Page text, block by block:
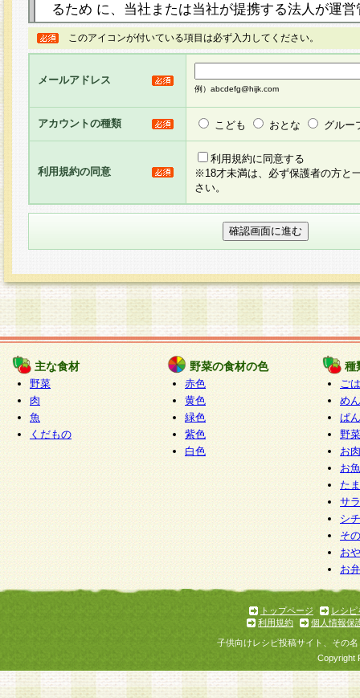
るため に、当社または当社が提携する法人が運
ト（以下「本サイト」といいます。）上に本サー
ージを設け、会員がアンケー ト調査に回答する
し、その結果を当社が集計・分析その他の利用を
るものです。なお、本サービスは、それぞれの目
員に対して本サービスの依頼を行うこともあり、
た全ての会員に対して本サービスの依頼をすると
りま す。
3.当社は、会員の事前の承諾を得ることなく、当
方 法・手段にて、本規約を任意に制定、変更ま
きるものとします。改定後の本規約等は、本規約
に掲示したときに、その 他の諸規定については
てその効力を生じるものとします。
4.本規約は、会員登録希望者による会員登録手続
の当社による会員登録の承認が完了した時点で会
たものとみなされ、会員に対して適用されるもの
5.当社がお聞きする個人情報は、すべて会員登録
で提 供いただいたものと考えております。従っ
自らの個人情報の提供を希望されない場合には、
をお預かりいたしません が、提供されないこと
商品やサービス等をご利用いただけない場合があ
了承ください。
6.当社は、お客様から当社が保有している個人情
加・ 利用停止等を求められた場合には、ご本人
て確認できた場合に限り、法令に準拠して合理的
いただきます。なお、開示 請求等の請求先は個
ります。
1.会員とは、本規約等を承諾のうえ、当社所定の
了し、当社が承認した者、グループとします。な
が以下に該当する場合は会員登録をすることがで
このアイコンが付いている項目は必ず入力してください。
メールアドレス
例）abcdefg@hijk.com
アカウントの種類 こども おとな グルー
利用規約の同意
利用規約に同意する
※18才未満は、必ず保護者の方と
さい。
主な食材
野菜
肉
魚
くだもの
野菜の食材の色
赤色
黄色
緑色
紫色
白色
種
ご
めん
ぱん
野
お
お
た
サ
シ
そ
お
お
トップページ
レシピ
利用規約
個人情報保
子供向けレシピ投稿サイト、その
Copyright